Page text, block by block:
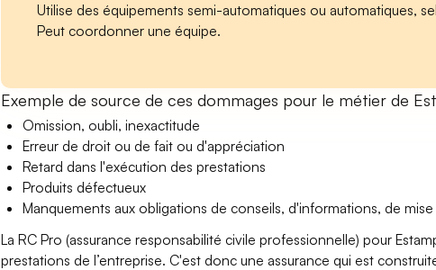
Utilise des équipements semi-automatiques ou automatiques,
Peut coordonner une équipe.
Exemple de source de ces dommages pour le métier de
Omission, oubli, inexactitude
Erreur de droit ou de fait ou d'appréciation
Retard dans l'exécution des prestations
Produits défectueux
Manquements aux obligations de conseils, d'informations, de
La RC Pro (assurance responsabilité civile professionnelle) pour
prestations de l’entreprise. C'est donc une assurance qui est